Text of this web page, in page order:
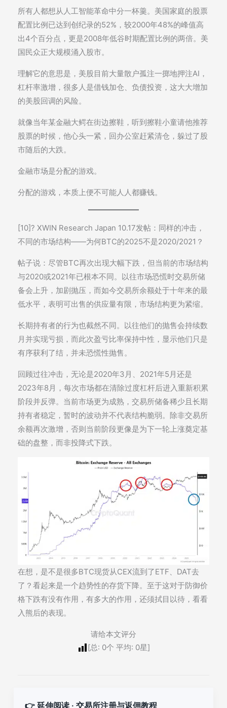
所有人都想从人工智能革命中分一杯羹。美国家庭的股票
配置比例已达到创纪录的52%，较2000年48%的峰值高
出4个百分点，更是2008年低谷时期配置比例的两倍。美
国民众正大规模涌入股市。
理解它的意思是，美股目前大量散户孤注一掷地押注AI，
杠杆率激增，很多人是借钱加仓、负债投资，这大大增加
的美股回调的风险。
就像当年某金融大鳄在街边擦鞋，听到擦鞋小童请他推荐
股票的时候，他心头一紧，回办公室赶紧清仓，躲过了股
市随后的大跌。
金融市场是分配的游戏。
分配的游戏，本质上便不可能人人都赚钱。
[10]? XWIN Research Japan 10.17发帖：同样的冲击，
不同的市场结构——为何BTC的2025不是2020/2021？
帖子说：尽管BTC再次出现大幅下跌，但当前的市场结构
与2020或2021年已根本不同。以往市场恐慌时交易所储
备会上升，加剧抛压，而如今交易所余额处于十年来的最
低水平，表明可出售的供应量有限，市场结构更为紧缩。
长期持有者的行为也截然不同。以往他们的抛售会持续数
月并实现亏损，而此次盈亏比率保持中性，显示他们只是
有序获利了结，并未恐慌性抛售。
回顾过往冲击，无论是2020年3月、2021年5月还是
2023年8月，每次市场都在清除过度杠杆后进入重新积累
阶段并反弹。当前市场更为成熟，交易所储备稀少且长期
持有者稳定，暂时的波动并不代表结构脆弱。除非交易所
余额再次激增，否则当前阶段更像是为下一轮上涨奠定基
础的盘整，而非投降式下跌。
在想，是不是很多BTC现货从CEX流到了ETF、DAT去
了？看起来是一个趋势性的存货下降。至于这对于防御价
格下跌有没有作用，有多大的作用，还须拭目以待，看看
入熊后的表现。
请给本文评分
[总: 0个 平均: 0星]
👉 延伸阅读 · 交易所注册与返佣教程